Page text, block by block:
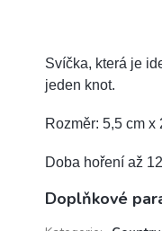
Svíčka, která je
jeden knot.
Rozměr: 5,5 cm x
Doba hoření až
Doplňkové